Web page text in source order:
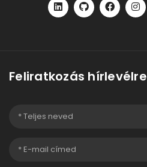
Feliratkozás hírlevélre